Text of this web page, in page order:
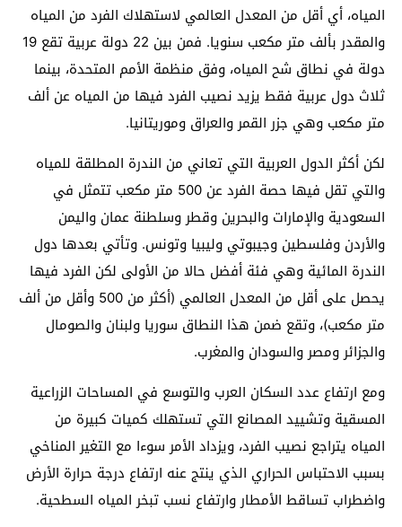
المياه، أي أقل من المعدل العالمي لاستهلاك الفرد من المياه
والمقدر بألف متر مكعب سنويا. فمن بين 22 دولة عربية تقع 19
دولة في نطاق شح المياه، وفق منظمة الأمم المتحدة، بينما
ثلاث دول عربية فقط يزيد نصيب الفرد فيها من المياه عن ألف
متر مكعب وهي جزر القمر والعراق وموريتانيا.
لكن أكثر الدول العربية التي تعاني من الندرة المطلقة للمياه
والتي تقل فيها حصة الفرد عن 500 متر مكعب تتمثل في
السعودية والإمارات والبحرين وقطر وسلطنة عمان واليمن
والأردن وفلسطين وجيبوتي وليبيا وتونس. وتأتي بعدها دول
الندرة المائية وهي فئة أفضل حالا من الأولى لكن الفرد فيها
يحصل على أقل من المعدل العالمي (أكثر من 500 وأقل من ألف
متر مكعب)، وتقع ضمن هذا النطاق سوريا ولبنان والصومال
والجزائر ومصر والسودان والمغرب.
ومع ارتفاع عدد السكان العرب والتوسع في المساحات الزراعية
المسقية وتشييد المصانع التي تستهلك كميات كبيرة من
المياه يتراجع نصيب الفرد، ويزداد الأمر سوءا مع التغير المناخي
بسبب الاحتباس الحراري الذي ينتج عنه ارتفاع درجة حرارة الأرض
واضطراب تساقط الأمطار وارتفاع نسب تبخر المياه السطحية.